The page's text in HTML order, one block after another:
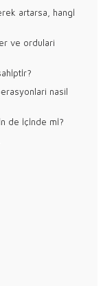
artarsa, hangİ
ve ordulari
nasil
de İçİnde mİ?